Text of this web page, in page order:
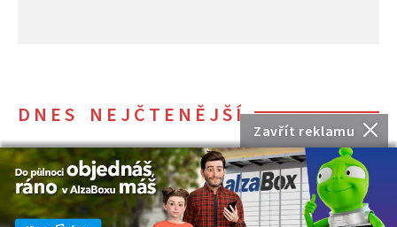
Zavřít reklamu
DNES NEJČTENĚJŠÍ